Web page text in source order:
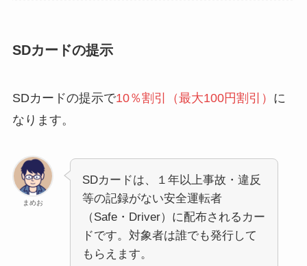
SDカードの提示
SDカードの提示で10％割引（最大100円割引） に
なります。
まめお
SDカードは、１年以上事故・違反
等の記録がない安全運転者
（Safe・Driver）に配布されるカー
ドです。対象者は誰でも発行して
もらえます。